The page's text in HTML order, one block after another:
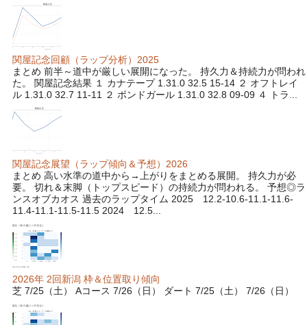
関屋記念回顧（ラップ分析）2025
まとめ 前半～道中が厳しい展開になった。 持久力＆持続力が問われ
た。 関屋記念結果 １ カナテープ 1.31.0 32.5 15-14 ２ オフトレイ
ル 1.31.0 32.7 11-11 ２ ボンドガール 1.31.0 32.8 09-09 ４ トラ...
関屋記念展望（ラップ傾向＆予想）2026
まとめ 高い水準の道中から→上がりをまとめる展開。 持久力が必
要。 切れ＆末脚（トップスピード）の持続力が問われる。 予想◎ラ
ンスオブカオス 過去のラップタイム 2025 12.2-10.6-11.1-11.6-
11.4-11.1-11.5-11.5 2024 12.5...
2026年 2回新潟 枠＆位置取り傾向
芝 7/25（土） Aコース 7/26（日） ダート 7/25（土） 7/26（日）